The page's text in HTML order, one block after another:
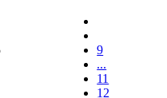
9
...
11
12